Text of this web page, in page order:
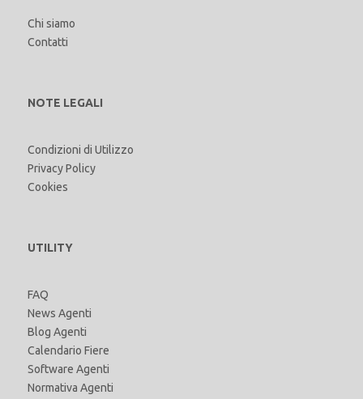
Chi siamo
Contatti
NOTE LEGALI
Condizioni di Utilizzo
Privacy Policy
Cookies
UTILITY
FAQ
News Agenti
Blog Agenti
Calendario Fiere
Software Agenti
Normativa Agenti